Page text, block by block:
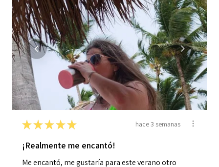
★★★★★ hace 3 semanas
¡Realmente me encantó!
Me encantó, me gustaría para este verano otro